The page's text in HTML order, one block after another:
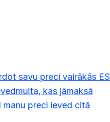
savu preci vairākās ES
kas jāmaksā
manu preci ieved citā